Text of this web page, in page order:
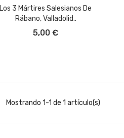
Los 3 Mártires Salesianos De
Rábano, Valladolid..
5,00 €
Mostrando 1-1 de 1 artículo(s)